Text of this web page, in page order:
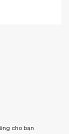
cho bạn